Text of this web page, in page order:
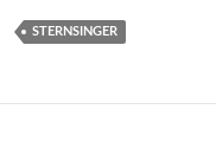
STERNSINGER